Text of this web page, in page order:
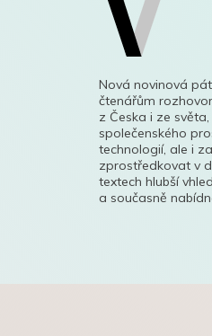
Nová novinová
čtenářům
z Česka i ze
společenského
technologií, ale i
zprostředkovat v
textech hlubší
a současně